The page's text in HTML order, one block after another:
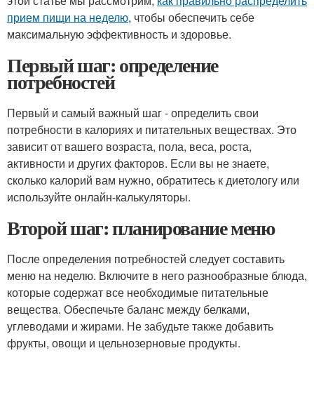
прием пищи на неделю, чтобы обеспечить себе
максимальную эффективность и здоровье.
Первый шаг: определение
потребностей
Первый и самый важный шаг - определить свои
потребности в калориях и питательных веществах. Это
зависит от вашего возраста, пола, веса, роста,
активности и других факторов. Если вы не знаете,
сколько калорий вам нужно, обратитесь к диетологу или
используйте онлайн-калькуляторы.
Второй шаг: планирование меню
После определения потребностей следует составить
меню на неделю. Включите в него разнообразные блюда,
которые содержат все необходимые питательные
вещества. Обеспечьте баланс между белками,
углеводами и жирами. Не забудьте также добавить
фрукты, овощи и цельнозерновые продукты.